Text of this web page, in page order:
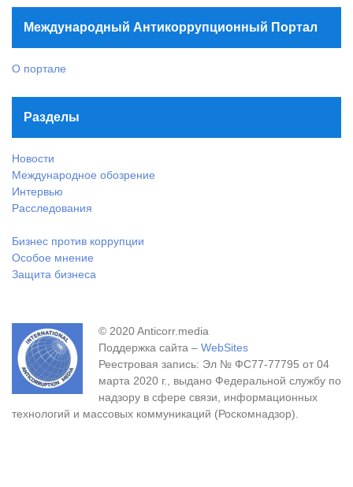
Международный Антикоррупционный Портал
О портале
Разделы
Новости
Международное обозрение
Интервью
Расследования
Бизнес против коррупции
Особое мнение
Защита бизнеса
© 2020 Anticorr.media
Поддержка сайта – WebSites
Реестровая запись: Эл № ФС77-77795 от 04
марта 2020 г., выдано Федеральной службу по
надзору в сфере связи, информационных
технологий и массовых коммуникаций (Роскомнадзор).